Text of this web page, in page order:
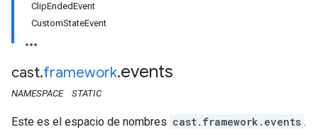
ClipEndedEvent
CustomStateEvent
cast.framework.events
NAMESPACE STATIC
Este es el espacio de nombres cast.framework.events .